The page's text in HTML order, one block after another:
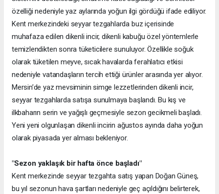
özelliği nedeniyle yaz aylarında yoğun ilgi gördüğü ifade ediliyor.
Kent merkezindeki seyyar tezgahlarda buz içerisinde
muhafaza edilen dikenli incir, dikenli kabuğu özel yöntemlerle
temizlendikten sonra tüketicilere sunuluyor. Özellikle soğuk
olarak tüketilen meyve, sıcak havalarda ferahlatıcı etkisi
nedeniyle vatandaşların tercih ettiği ürünler arasında yer alıyor.
Mersin’de yaz mevsiminin simge lezzetlerinden dikenli incir,
seyyar tezgahlarda satışa sunulmaya başlandı. Bu kış ve
ilkbaharın serin ve yağışlı geçmesiyle sezon gecikmeli başladı.
Yeni yeni olgunlaşan dikenli incirin ağustos ayında daha yoğun
olarak piyasada yer alması bekleniyor.
"Sezon yaklaşık bir hafta önce başladı"
Kent merkezinde seyyar tezgahta satış yapan Doğan Güneş,
bu yıl sezonun hava şartları nedeniyle geç açıldığını belirterek,